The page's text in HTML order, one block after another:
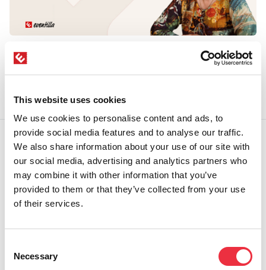
This website uses cookies
We use cookies to personalise content and ads, to
provide social media features and to analyse our traffic.
We also share information about your use of our site with
our social media, advertising and analytics partners who
may combine it with other information that you’ve
provided to them or that they’ve collected from your use
of their services.
Selection
Necessary
TALLENNE: Kaikki tapahtumista(ni):
Osallistujakokemus – miten se luodaan?